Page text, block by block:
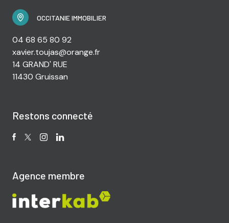
OCCITANIE IMMOBILIER
04 68 65 80 92
xavier.toujas@orange.fr
14 GRAND' RUE
11430 Gruissan
Restons connecté
Agence membre